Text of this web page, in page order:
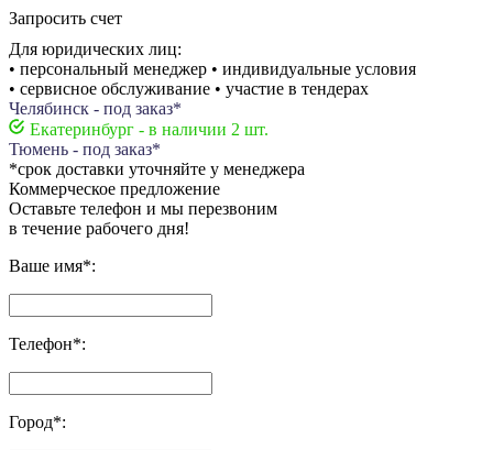
Запросить счет
Для юридических лиц:
• персональный менеджер • индивидуальные условия
• сервисное обслуживание • участие в тендерах
Челябинск - под заказ*
Екатеринбург - в наличии 2 шт.
Тюмень - под заказ*
*срок доставки уточняйте у менеджера
Коммерческое предложение
Оставьте телефон и мы перезвоним
в течение рабочего дня!
Ваше имя*:
Телефон*:
Город*: